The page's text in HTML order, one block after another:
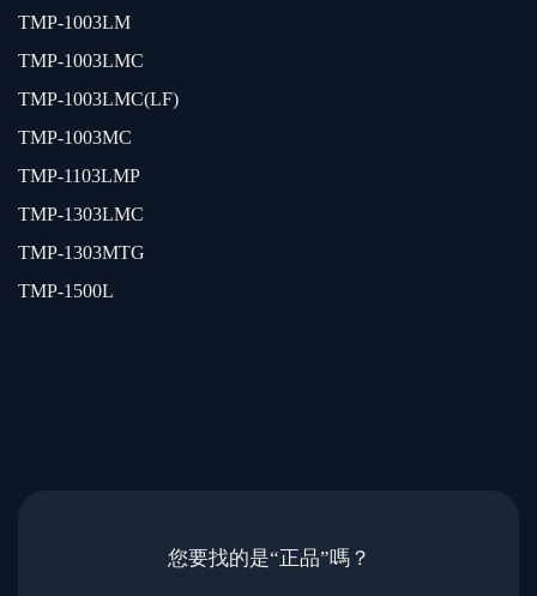
TMP-1003LM
TMP-1003LMC
TMP-1003LMC(LF)
TMP-1003MC
TMP-1103LMP
TMP-1303LMC
TMP-1303MTG
TMP-1500L
您要找的是“正品”嗎？